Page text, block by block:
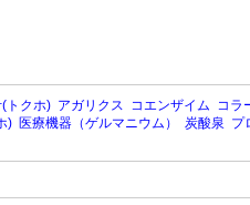
トクホ) アガリクス コエンザイム コラ
) 医療機器（ゲルマニウム） 炭酸泉 プ